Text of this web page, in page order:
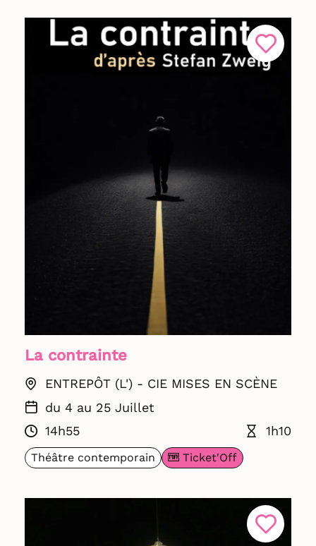
La contrainte
ENTREPÔT (L') - CIE MISES EN SCÈNE
du 4 au 25 Juillet
14h55
1h10
Théâtre contemporain Ticket'Off